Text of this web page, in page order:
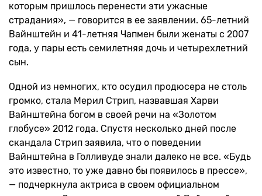
которым пришлось перенести эти ужасные
страдания», — говорится в ее заявлении. 65-летний
Вайнштейн и 41-летняя Чапмен были женаты с 2007
года, у пары есть семилетняя дочь и четырехлетний
сын.
Одной из немногих, кто осудил продюсера не столь
громко, стала Мерил Стрип, назвавшая Харви
Вайнштейна богом в своей речи на «Золотом
глобусе» 2012 года. Спустя несколько дней после
скандала Стрип заявила, что о поведении
Вайнштейна в Голливуде знали далеко не все. «Будь
это известно, то уже давно бы появилось в прессе»,
— подчеркнула актриса в своем официальном